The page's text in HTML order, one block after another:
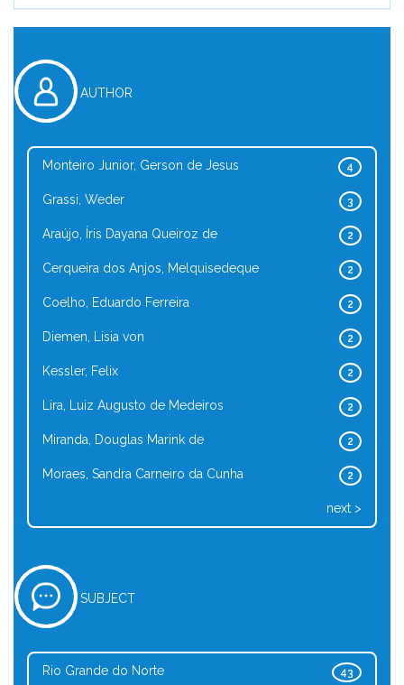
AUTHOR
4
Monteiro Junior, Gerson de Jesus
3
Grassi, Weder
2
Araújo, Íris Dayana Queiroz de
2
Cerqueira dos Anjos, Melquisedeque
2
Coelho, Eduardo Ferreira
2
Diemen, Lisia von
2
Kessler, Felix
2
Lira, Luiz Augusto de Medeiros
2
Miranda, Douglas Marink de
2
Moraes, Sandra Carneiro da Cunha
next >
SUBJECT
43
Rio Grande do Norte